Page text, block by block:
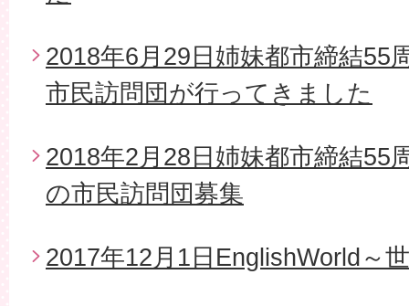
2018年6月29日姉妹都市締結55
市民訪問団が行ってきました
2018年2月28日姉妹都市締結55
の市民訪問団募集
2017年12月1日EnglishWorld～